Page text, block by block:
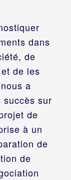
dans
de
de les
a
succès sur
de
à un
de
de